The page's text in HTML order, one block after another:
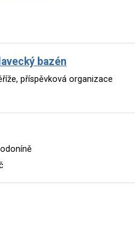
bazén
příspěvková organizace